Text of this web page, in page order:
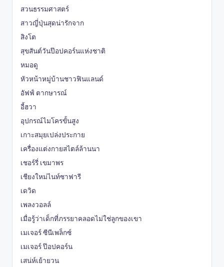
สวนธรรมศาสตร์
สาวญี่ปุ่นสุดน่ารักจาก
สิงโต
สุขสันต์วันป๊อปคอร์นแห่งชาติ
หมอดู
หัวหน้าหมู่บ้านชาวฟินแลนด์
อัฟฟ์ ตากษารณ์
อี้ฮวา
อุปกรณ์ไมโครขั้นสูง
เกาะสมุยเปล่งประกาย
เครื่องแต่งกายสไตล์ล้านนา
เชอร์รี่ เขมาพร
เชียงใหม่ไนท์ซาฟารี
เดวิด
เพลงวอลล์
เมื่อรู้ว่าเด็กที่ภรรยาคลอดไม่ใช่ลูกของเขา
เมเจอร์ ซีนีเพล็กซ์
เมเจอร์ ป๊อปคอร์น
เสน่ห์เย้ายวน